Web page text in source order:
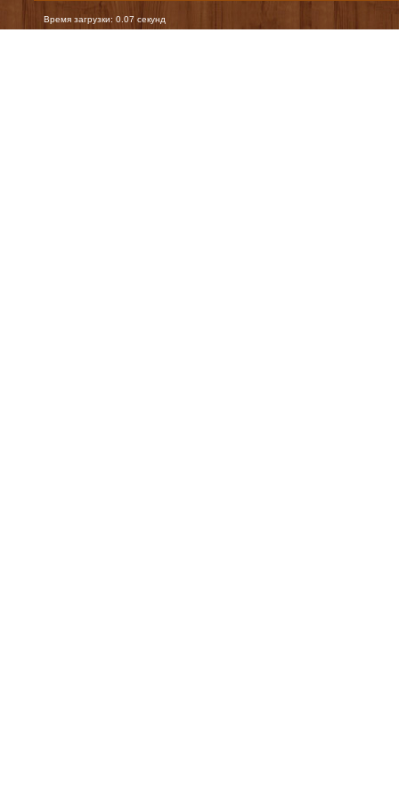
Время загрузки: 0.07 секунд